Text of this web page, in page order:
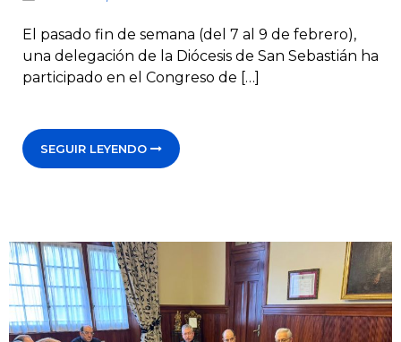
El pasado fin de semana (del 7 al 9 de febrero),
una delegación de la Diócesis de San Sebastián ha
participado en el Congreso de […]
SEGUIR LEYENDO